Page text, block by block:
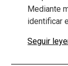
Mediante
identificar
Seguir